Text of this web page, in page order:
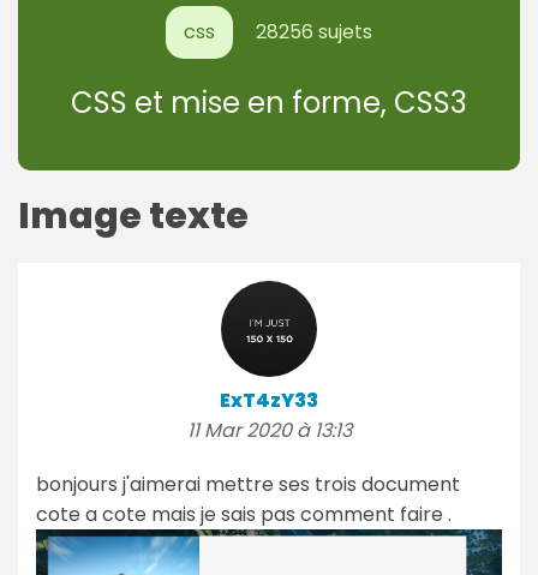
css 28256 sujets
CSS et mise en forme, CSS3
Image texte
ExT4zY33
11 Mar 2020 à 13:13
bonjours j'aimerai mettre ses trois document
cote a cote mais je sais pas comment faire .